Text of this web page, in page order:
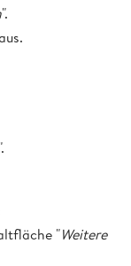
".
"Weitere